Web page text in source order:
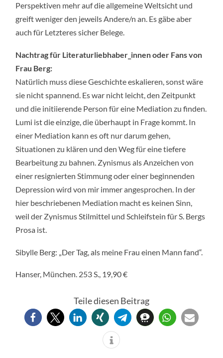
Perspektiven mehr auf die allgemeine Weltsicht und
greift weniger den jeweils Andere/n an. Es gäbe aber
auch für Letzteres sicher Belege.
Nachtrag für Literaturliebhaber_innen oder Fans von
Frau Berg:
Natürlich muss diese Geschichte eskalieren, sonst wäre
sie nicht spannend. Es war nicht leicht, den Zeitpunkt
und die initiierende Person für eine Mediation zu finden.
Lumi ist die einzige, die überhaupt in Frage kommt. In
einer Mediation kann es oft nur darum gehen,
Situationen zu klären und den Weg für eine tiefere
Bearbeitung zu bahnen. Zynismus als Anzeichen von
einer resignierten Stimmung oder einer beginnenden
Depression wird von mir immer angesprochen. In der
hier beschriebenen Mediation macht es keinen Sinn,
weil der Zynismus Stilmittel und Schleifstein für S. Bergs
Prosa ist.
Sibylle Berg: „Der Tag, als meine Frau einen Mann fand“.
Hanser, München. 253 S., 19,90 €
Teile diesen Beitrag